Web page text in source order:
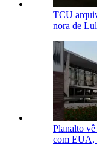
TCU
nora de
Planalto
com EUA,